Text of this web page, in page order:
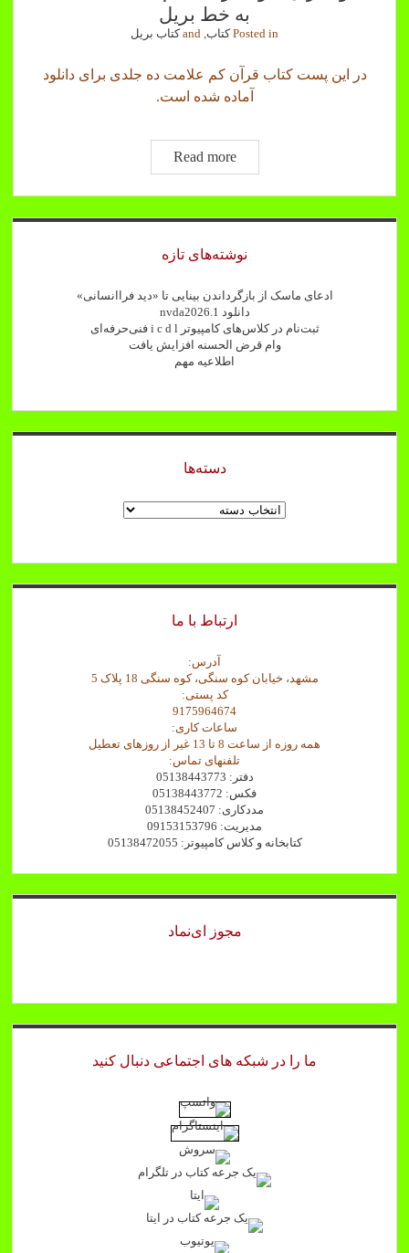
به خط بریل
Posted in کتاب, and کتاب بریل
در این پست کتاب قرآن کم علامت ده جلدی برای دانلود
آماده شده است.
Read moreدانلود
قرآن
بدونه
ترجمه
علامت
ده
جلدی
به
خط
نوشته‌های تازه
ادعای ماسک از بازگرداندن بینایی تا «دید فراانسانی»
دانلود nvda2026.1
ثبت‌نام در کلاس‌های کامپیوتر i c d l فنی‌حرفه‌ای
وام قرض الحسنه افزایش یافت
اطلاعیه مهم
دسته‌ها
دسته‌ها
ارتباط با ما
آدرس:
مشهد، خیابان کوه سنگی، کوه سنگی 18 پلاک 5
کد پستی:
9175964674
ساعات کاری:
همه روزه از ساعت 8 تا 13 غیر از روزهای تعطیل
تلفنهای تماس:
دفتر: 05138443773
فکس: 05138443772
مددکاری: 05138452407
مدیریت: 09153153796
کتابخانه و کلاس کامپیوتر: 05138472055
مجوز ای‌نماد
ما را در شبکه های اجتماعی دنبال کنید